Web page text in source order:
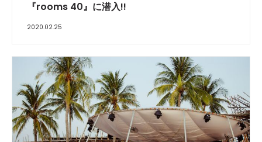
『rooms 40』に潜入!!
2020.02.25